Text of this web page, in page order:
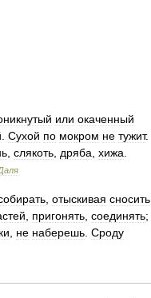
или окаченный
Сухой по мокром не тужит.
слякоть дряба хижа
отыскивая сносить
пригонять соединять;
не наберешь Сроду